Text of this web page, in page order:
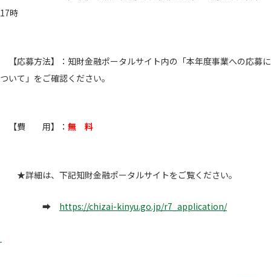
17時
【応募方法】：知財金融ポータルサイト内の「本年度事業への応募に
ついて」をご確認ください。
【費 用】： 無 料
★詳細は、下記知財金融ポータルサイトをご覧ください。
➡ https://chizai-kinyu.go.jp/r7_application/